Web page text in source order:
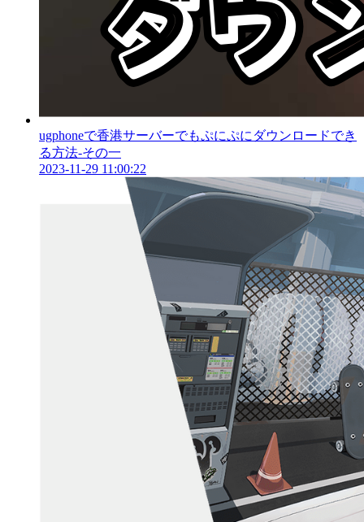
ugphoneで香港サーバーでもぷにぷにダウンロードでき
る方法‐その一
2023-11-29 11:00:22